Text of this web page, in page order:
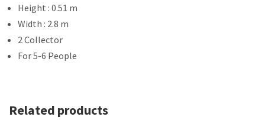
Height : 0.51 m
Width : 2.8 m
2 Collector
For 5-6 People
Related products